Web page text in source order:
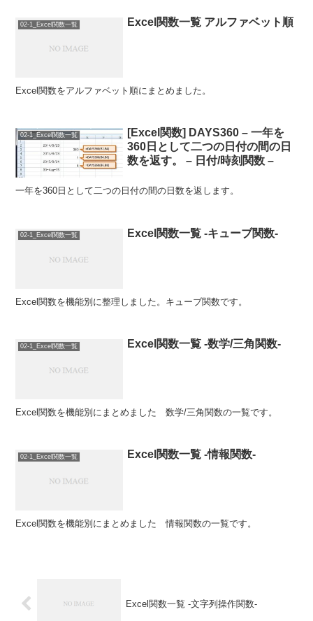
02-1_Excel関数一覧 Excel関数一覧 アルファベット順
Excel関数をアルファベット順にまとめました。
02-1_Excel関数一覧
[Excel関数] DAYS360 – 一年を
360日として二つの日付の間の日
数を返す。 – 日付/時刻関数 –
一年を360日として二つの日付の間の日数を返します。
02-1_Excel関数一覧 Excel関数一覧 -キューブ関数-
Excel関数を機能別に整理しました。キューブ関数です。
02-1_Excel関数一覧 Excel関数一覧 -数学/三角関数-
Excel関数を機能別にまとめました 数学/三角関数の一覧です。
02-1_Excel関数一覧 Excel関数一覧 -情報関数-
Excel関数を機能別にまとめました 情報関数の一覧です。
Excel関数一覧 -文字列操作関数-